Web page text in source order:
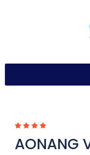
AONANG